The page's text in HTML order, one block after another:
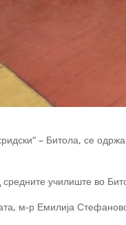
– Битола, се
училиште во
м-р Емилија